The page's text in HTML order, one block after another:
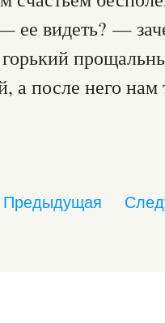
ее видеть? —
после него нам
Предыдущая